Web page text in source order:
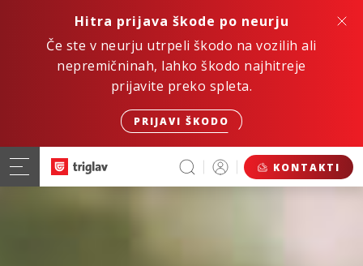
Hitra prijava škode po neurju
Če ste v neurju utrpeli škodo na vozilih ali
nepremičninah, lahko škodo najhitreje
prijavite preko spleta.
PRIJAVI ŠKODO
KONTAKTI